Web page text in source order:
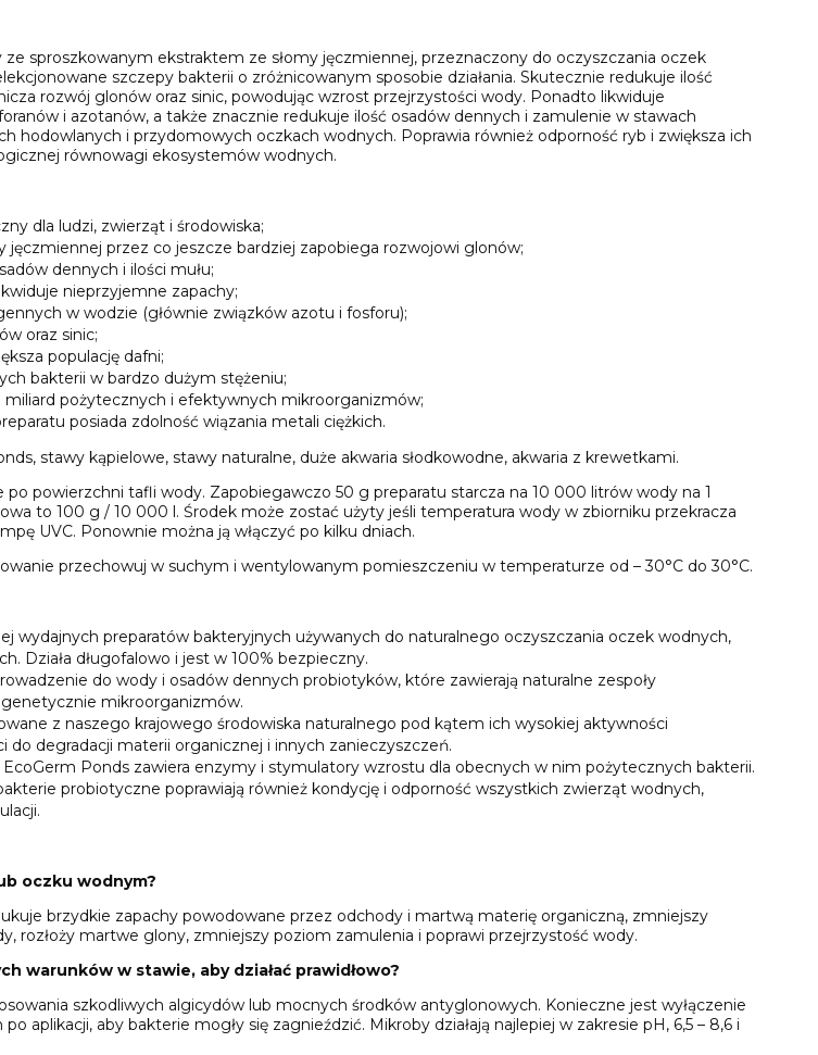
sproszkowanym ekstraktem ze słomy jęczmiennej, przeznaczony do oczyszczania oczek
szczepy bakterii o zróżnicowanym sposobie działania. Skutecznie redukuje ilość
rozwój glonów oraz sinic, powodując wzrost przejrzystości wody. Ponadto likwiduje
i azotanów, a także znacznie redukuje ilość osadów dennych i zamulenie w stawach
hodowlanych i przydomowych oczkach wodnych. Poprawia również odporność ryb i zwiększa ich
równowagi ekosystemów wodnych.
dla ludzi, zwierząt i środowiska;
jęczmiennej przez co jeszcze bardziej zapobiega rozwojowi glonów;
dennych i ilości mułu;
nieprzyjemne zapachy;
w wodzie (głównie związków azotu i fosforu);
oraz sinic;
populację dafni;
bakterii w bardzo dużym stężeniu;
miliard pożytecznych i efektywnych mikroorganizmów;
posiada zdolność wiązania metali ciężkich.
stawy kąpielowe, stawy naturalne, duże akwaria słodkowodne, akwaria z krewetkami.
powierzchni tafli wody. Zapobiegawczo 50 g preparatu starcza na 10 000 litrów wody na 1
to 100 g / 10 000 l. Środek może zostać użyty jeśli temperatura wody w zbiorniku przekracza
UVC. Ponownie można ją włączyć po kilku dniach.
przechowuj w suchym i wentylowanym pomieszczeniu w temperaturze od – 30°C do 30°C.
wydajnych preparatów bakteryjnych używanych do naturalnego oczyszczania oczek wodnych,
Działa długofalowo i jest w 100% bezpieczny.
do wody i osadów dennych probiotyków, które zawierają naturalne zespoły
mikroorganizmów.
z naszego krajowego środowiska naturalnego pod kątem ich wysokiej aktywności
do degradacji materii organicznej i innych zanieczyszczeń.
Ponds zawiera enzymy i stymulatory wzrostu dla obecnych w nim pożytecznych bakterii.
probiotyczne poprawiają również kondycję i odporność wszystkich zwierząt wodnych,
oczku wodnym?
brzydkie zapachy powodowane przez odchody i martwą materię organiczną, zmniejszy
rozłoży martwe glony, zmniejszy poziom zamulenia i poprawi przejrzystość wody.
warunków w stawie, aby działać prawidłowo?
szkodliwych algicydów lub mocnych środków antyglonowych. Konieczne jest wyłączenie
aplikacji, aby bakterie mogły się zagnieździć. Mikroby działają najlepiej w zakresie pH, 6,5 – 8,6 i